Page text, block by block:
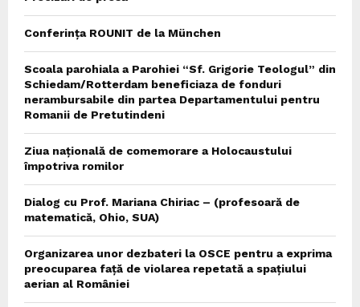
Conferința ROUNIT de la München
Scoala parohiala a Parohiei “Sf. Grigorie Teologul” din
Schiedam/Rotterdam beneficiaza de fonduri
nerambursabile din partea Departamentului pentru
Romanii de Pretutindeni
Ziua națională de comemorare a Holocaustului
împotriva romilor
Dialog cu Prof. Mariana Chiriac – (profesoară de
matematică, Ohio, SUA)
Organizarea unor dezbateri la OSCE pentru a exprima
preocuparea față de violarea repetată a spațiului
aerian al României